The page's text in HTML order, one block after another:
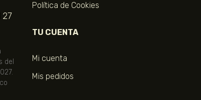
27
del
Política de Cookies
TU CUENTA
Mi cuenta
Mis pedidos